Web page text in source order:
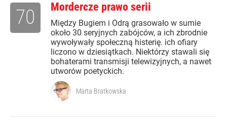
Mordercze prawo serii
Między Bugiem i Odrą grasowało w sumie
około 30 seryjnych zabójców, a ich zbrodnie
wywoływały społeczną histerię. ich ofiary
liczono w dziesiątkach. Niektórzy stawali się
bohaterami transmisji telewizyjnych, a nawet
utworów poetyckich.
70
Marta Bratkowska